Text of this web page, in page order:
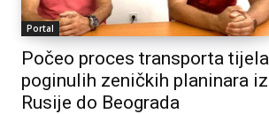
Portal
Počeo proces transporta tijela
poginulih zeničkih planinara iz
Rusije do Beograda